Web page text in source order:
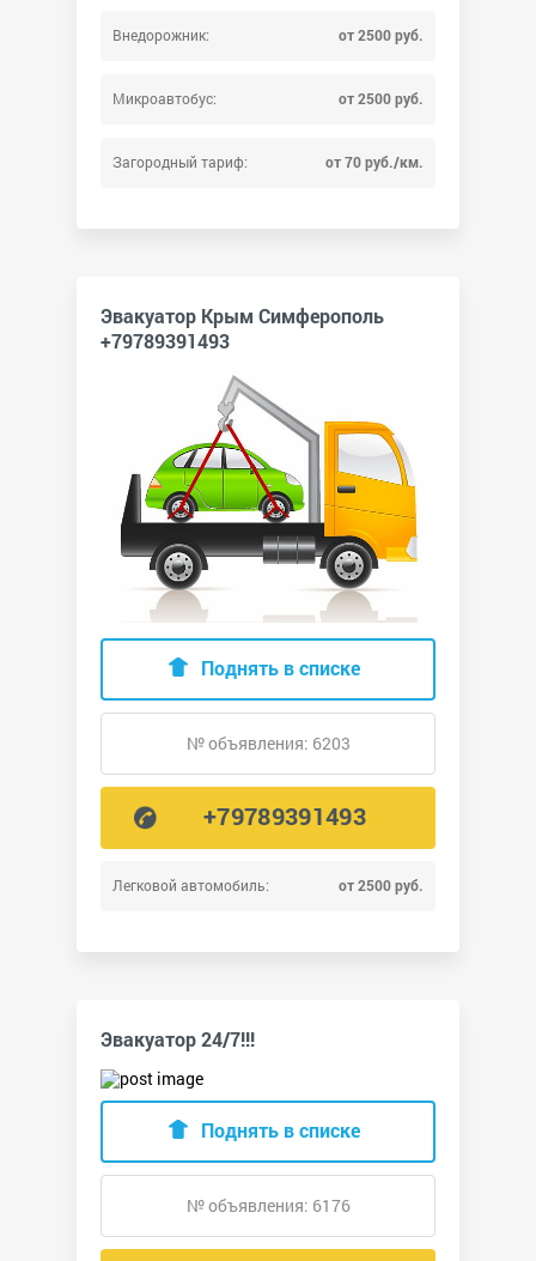
Внедорожник: от 2500 руб.
Микроавтобус: от 2500 руб.
Загородный тариф: от 70 руб./км.
Эвакуатор Крым Симферополь
+79789391493
Легковой автомобиль: от 2500 руб.
Поднять в списке
№ объявления: 6203
+79789391493
Эвакуатор 24/7!!!
Поднять в списке
№ объявления: 6176